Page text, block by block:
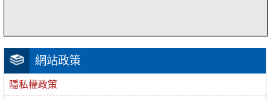
網站政策
隱私權政策